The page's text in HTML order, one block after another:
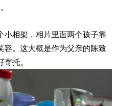
小相架，相片里面两个孩子靠
容。这大概是作为父亲的陈致
托。